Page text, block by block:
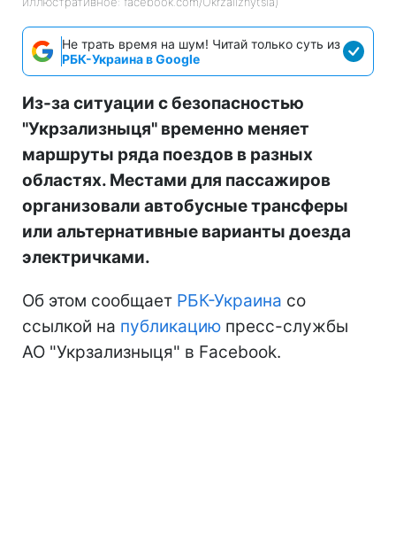
Не трать время на шум! Читай только суть из
РБК-Украина в Google
Из-за ситуации с безопасностью
"Укрзализныця" временно меняет
маршруты ряда поездов в разных
областях. Местами для пассажиров
организовали автобусные трансферы
или альтернативные варианты доезда
электричками.
Об этом сообщает РБК-Украина со
ссылкой на публикацию пресс-службы
АО "Укрзализныця" в Facebook.